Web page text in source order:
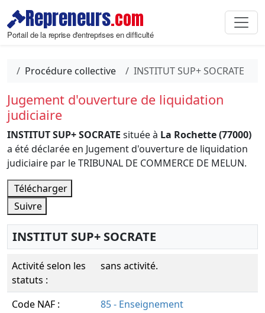
Repreneurs.com
Portail de la reprise d'entreprises en difficulté
Procédure collective INSTITUT SUP+ SOCRATE
Jugement d'ouverture de liquidation
judiciaire
INSTITUT SUP+ SOCRATE située à La Rochette (77000)
a été déclarée en Jugement d'ouverture de liquidation
judiciaire par le TRIBUNAL DE COMMERCE DE MELUN.
Télécharger
Suivre
INSTITUT SUP+ SOCRATE
Activité selon les
statuts :
sans activité.
Code NAF :
85 - Enseignement